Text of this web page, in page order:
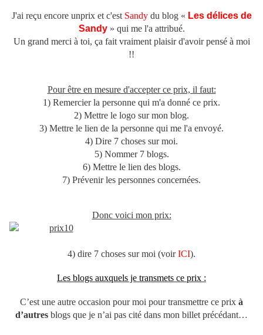
J'ai reçu encore unprix et c'est Sandydu blog « Les délices de
Sandy » qui me l'a attribué.
Un grand merci à toi, ça fait vraiment plaisir d'avoir pensé à moi
!!
Pour être en mesure d'accepter ce prix, il faut:
1) Remercier la personne qui m'a donné ce prix.
2) Mettre le logo sur mon blog.
3) Mettre le lien de la personne qui me l'a envoyé.
4) Dire 7 choses sur moi.
5) Nommer 7 blogs.
6) Mettre le lien des blogs.
7) Prévenir les personnes concernées.
Donc voici mon prix:
4) dire 7 choses sur moi (voirICI).
Les blogs auxquels je transmets ce prix :
C’est une autre occasion pour moi pour transmettre ce prix à
d’autres blogs que je n’ai pas cité dans mon billet précédant…